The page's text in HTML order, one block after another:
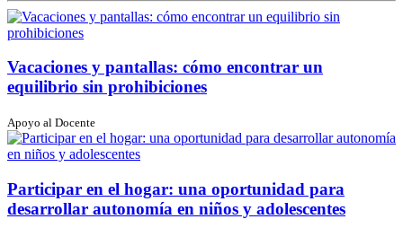
Vacaciones y pantallas: cómo encontrar un
equilibrio sin prohibiciones
Apoyo al Docente
Participar en el hogar: una oportunidad para
desarrollar autonomía en niños y adolescentes